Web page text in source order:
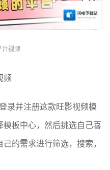
台视频
频
录并注册这款旺影视频模
板中心，然后挑选自己喜
的需求进行筛选，搜索，